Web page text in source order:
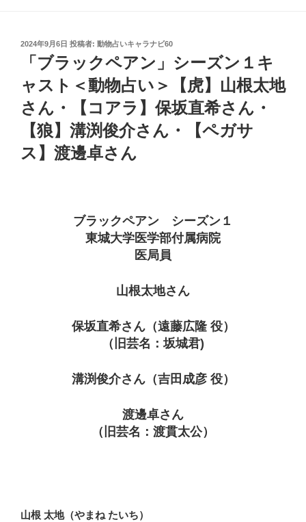
投
2024年9月6日 投稿者: 動物占いキャラナビ60
「ブラックペアン」シーズン１キ
ャスト＜動物占い＞【虎】山根太地
さん・【コアラ】保坂直希さん・
【狼】溝渕俊介さん・【ペガサ
ス】渡邊卓さん
ブラックペアン シーズン１
東城大学医学部付属病院
医局員
山根太地さん
保坂直希さん（遠藤広隆 役）
（旧芸名：坂城君)
溝渕俊介さん（吉田成彦 役）
渡邊卓さん
（旧芸名：渡貫太公）
山根 太地（やまね たいち）